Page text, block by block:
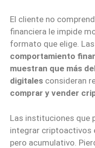
El cliente no
financiera le impide
formato que elige. Las
comportamiento
muestran que más
digitales consideran
comprar y vender
Las instituciones que
integrar criptoactivos
pero acumulativo.